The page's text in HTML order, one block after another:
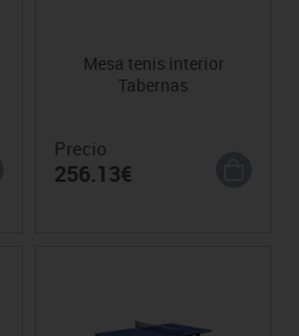
Mesa tenis interior
Tabernas
Precio
256.13€